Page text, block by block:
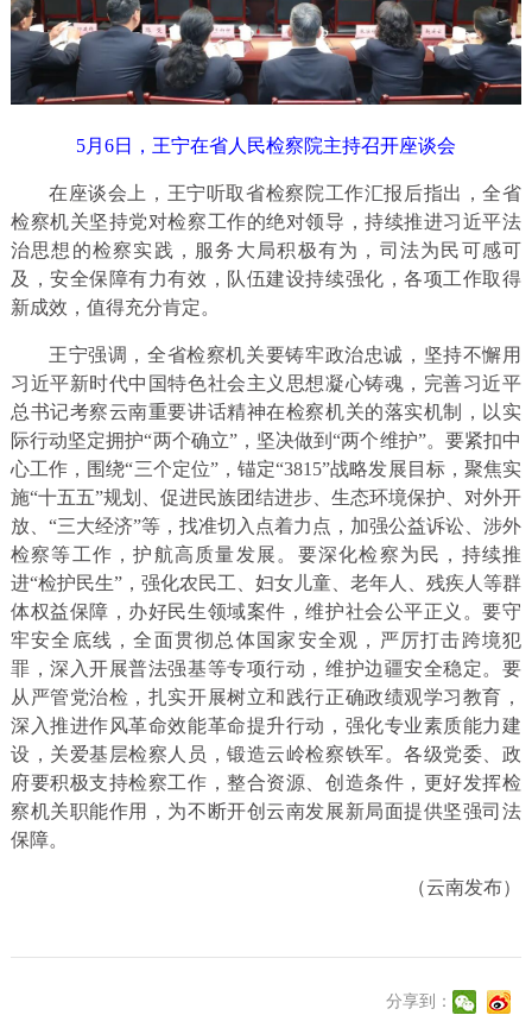
5月6日，王宁在省人民检察院主持召开座谈会
在座谈会上，王宁听取省检察院工作汇报后指出，全省
检察机关坚持党对检察工作的绝对领导，持续推进习近平法
治思想的检察实践，服务大局积极有为，司法为民可感可
及，安全保障有力有效，队伍建设持续强化，各项工作取得
新成效，值得充分肯定。
王宁强调，全省检察机关要铸牢政治忠诚，坚持不懈用
习近平新时代中国特色社会主义思想凝心铸魂，完善习近平
总书记考察云南重要讲话精神在检察机关的落实机制，以实
际行动坚定拥护“两个确立”，坚决做到“两个维护”。要紧扣中
心工作，围绕“三个定位”，锚定“3815”战略发展目标，聚焦实
施“十五五”规划、促进民族团结进步、生态环境保护、对外开
放、“三大经济”等，找准切入点着力点，加强公益诉讼、涉外
检察等工作，护航高质量发展。要深化检察为民，持续推
进“检护民生”，强化农民工、妇女儿童、老年人、残疾人等群
体权益保障，办好民生领域案件，维护社会公平正义。要守
牢安全底线，全面贯彻总体国家安全观，严厉打击跨境犯
罪，深入开展普法强基等专项行动，维护边疆安全稳定。要
从严管党治检，扎实开展树立和践行正确政绩观学习教育，
深入推进作风革命效能革命提升行动，强化专业素质能力建
设，关爱基层检察人员，锻造云岭检察铁军。各级党委、政
府要积极支持检察工作，整合资源、创造条件，更好发挥检
察机关职能作用，为不断开创云南发展新局面提供坚强司法
保障。
（云南发布）
分享到：